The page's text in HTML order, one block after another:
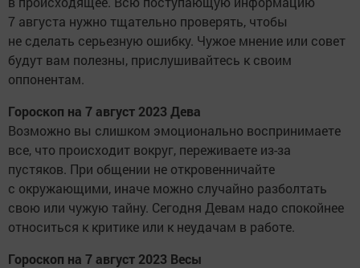
7 августа нужно тщательно проверять, чтобы
не сделать серьезную ошибку. Чужое мнение или совет
будут вам полезны, прислушивайтесь к своим
оппонентам.
Гороскоп на 7 август 2023 Дева
Возможно вы слишком эмоционально воспринимаете
все, что происходит вокруг, переживаете из-за
пустяков. При общении не откровенничайте
с окружающими, иначе можно случайно разболтать
свою или чужую тайну. Сегодня Девам надо спокойнее
относиться к критике или к неудачам в работе.
Гороскоп на 7 август 2023 Весы